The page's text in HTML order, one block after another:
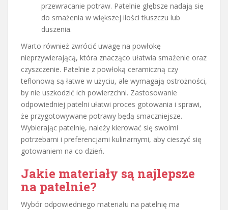
przewracanie potraw. Patelnie głębsze nadają się
do smażenia w większej ilości tłuszczu lub
duszenia.
Warto również zwrócić uwagę na powłokę
nieprzywierającą, która znacząco ułatwia smażenie oraz
czyszczenie. Patelnie z powłoką ceramiczną czy
teflonową są łatwe w użyciu, ale wymagają ostrożności,
by nie uszkodzić ich powierzchni. Zastosowanie
odpowiedniej patelni ułatwi proces gotowania i sprawi,
że przygotowywane potrawy będą smaczniejsze.
Wybierając patelnię, należy kierować się swoimi
potrzebami i preferencjami kulinarnymi, aby cieszyć się
gotowaniem na co dzień.
Jakie materiały są najlepsze
na patelnie?
Wybór odpowiedniego materiału na patelnię ma